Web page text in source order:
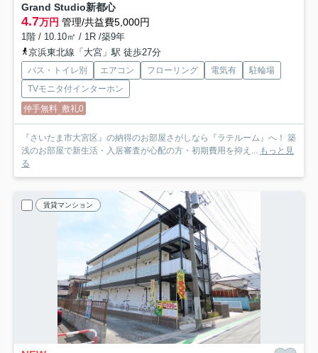
Grand Studio新都心
4.7万円 管理/共益費5,000円
1階 / 10.10㎡ / 1R /築9年
京浜東北線「大宮」駅 徒歩27分
バス・トイレ別 エアコン フローリング 電気有
駐輪場
TVモニタ付インターホン
仲手無料 敷礼0
『さいたま市大宮区』の納得のお部屋さがしなら『ラテルーム』へ！ 築
浅のお部屋で新生活・入居審査が心配の方・初期費用を抑え... もっと見
る
賃貸マンション